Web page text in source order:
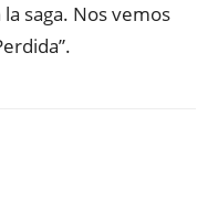
saga. Nos vemos